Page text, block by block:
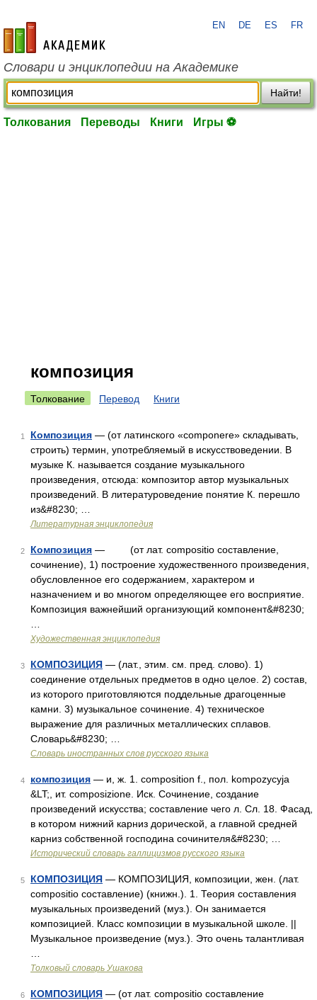
academic.ru
EN DE ES FR
Словари и энциклопедии на Академике
Найти!
Толкования Переводы Книги Игры ⚽
композиция
Толкование Перевод Книги
1 Композиция — (от латинского «componere» складывать,
строить) термин, употребляемый в искусствоведении. В
музыке К. называется создание музыкального
произведения, отсюда: композитор автор музыкальных
произведений. В литературоведение понятие К. перешло
из&#8230; …
Литературная энциклопедия
2 Композиция — (от лат. compositio составление,
сочинение), 1) построение художественного произведения,
обусловленное его содержанием, характером и
назначением и во многом определяющее его восприятие.
Композиция важнейший организующий компонент&#8230;
Художественная энциклопедия
3 КОМПОЗИЦИЯ — (лат., этим. см. пред. слово). 1)
соединение отдельных предметов в одно целое. 2) состав,
из которого приготовляются поддельные драгоценные
камни. 3) музыкальное сочинение. 4) техническое
выражение для различных металлических сплавов.
Словарь&#8230; …
Словарь иностранных слов русского языка
4 композиция — и, ж. 1. composition f., пол. kompozycyja
&LT;, ит. composizione. Иск. Сочинение, создание
произведений искусства; составление чего л. Сл. 18. Фасад,
в котором нижний карниз дорической, а главной средней
карниз собственной господина сочинителя&#8230; …
Исторический словарь галлицизмов русского языка
5 КОМПОЗИЦИЯ — КОМПОЗИЦИЯ, композиции, жен. (лат.
compositio составление) (книжн.). 1. Теория составления
музыкальных произведений (муз.). Он занимается
композицией. Класс композиции в музыкальной школе. ||
Музыкальное произведение (муз.). Это очень талантливая
Толковый словарь Ушакова
6 КОМПОЗИЦИЯ — (от лат. compositio составление